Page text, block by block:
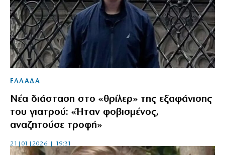
ΕΛΛΑΔΑ
Νέα διάσταση στο «θρίλερ» της εξαφάνισης
του γιατρού: «Ήταν φοβισμένος,
αναζητούσε τροφή»
21|01|2026 | 19:31